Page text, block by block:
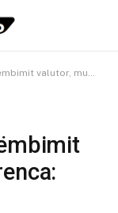
referenca: BSH vonon të dhënat